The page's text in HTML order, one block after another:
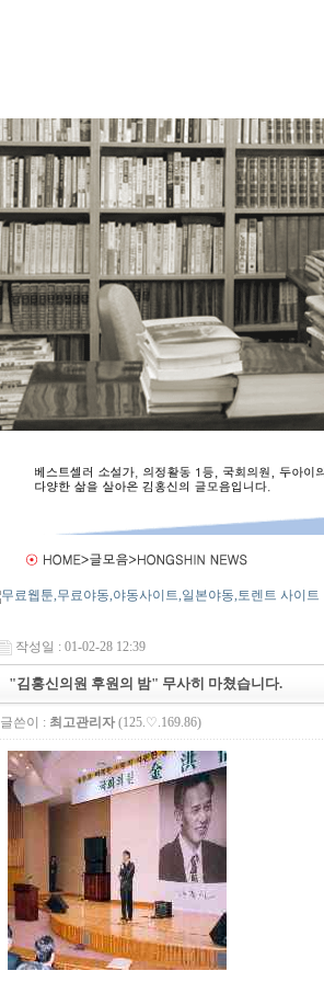
작성일 : 01-02-28 12:39
"김홍신의원 후원의 밤" 무사히 마쳤습니다.
글쓴이 : 최고관리자(125.♡.169.86)